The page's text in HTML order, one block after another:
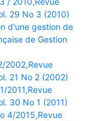
29 No 3 (2010)
d'une gestion de
de Gestion
2002,Revue
21 No 2 (2002)
2011,Revue
30 No 1 (2011)
4/2015,Revue